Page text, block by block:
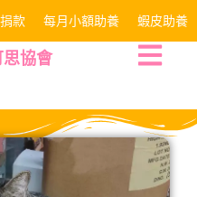
款 每月小額助養 蝦皮助養
協會